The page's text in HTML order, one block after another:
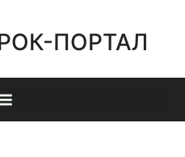
ПОРТАЛ